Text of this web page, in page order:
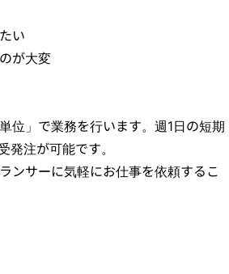
い
が大変
位」で業務を行います。週1日の短期
発注が可能です。
ンサーに気軽にお仕事を依頼するこ